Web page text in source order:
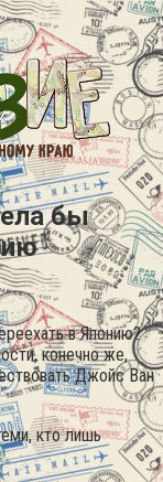
бы
в Японию?
конечно же,
Джойс Ван
кто лишь